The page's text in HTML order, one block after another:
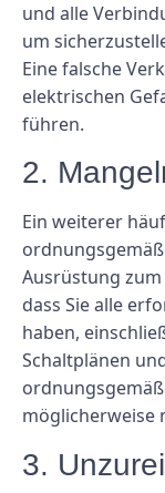
und alle
um
Eine falsche
elektrischen
führen.
2.
Ein weiterer
Ausrüstung zum
dass Sie alle
haben,
Schaltplänen
möglicherweise
3.